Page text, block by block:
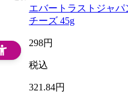
エバートラストジャ
チーズ 45g
298円
税込
321 .84円